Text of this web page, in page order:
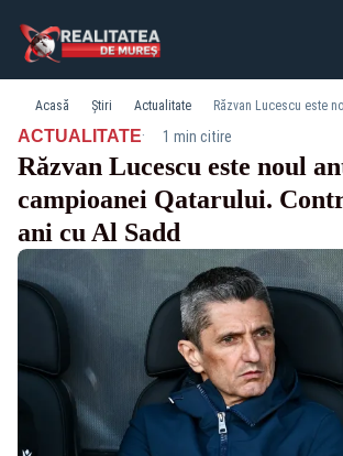
Acasă Știri Actualitate
ACTUALITATE· 1 min citire
Răzvan Lucescu este noul
campioanei Qatarului.
ani cu Al Sadd